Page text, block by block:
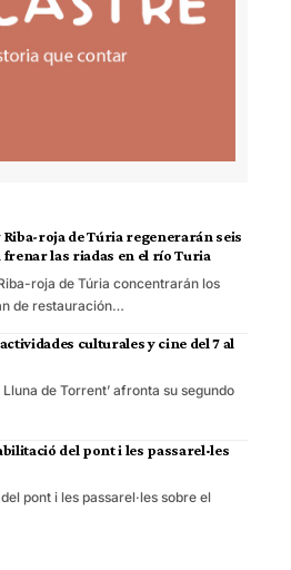
roja de Túria regenerarán seis
las riadas en el río Turia
roja de Túria concentrarán los
de restauración…
culturales y cine del 7 al
de Torrent’ afronta su segundo
del pont i les passarel·les
pont i les passarel·les sobre el